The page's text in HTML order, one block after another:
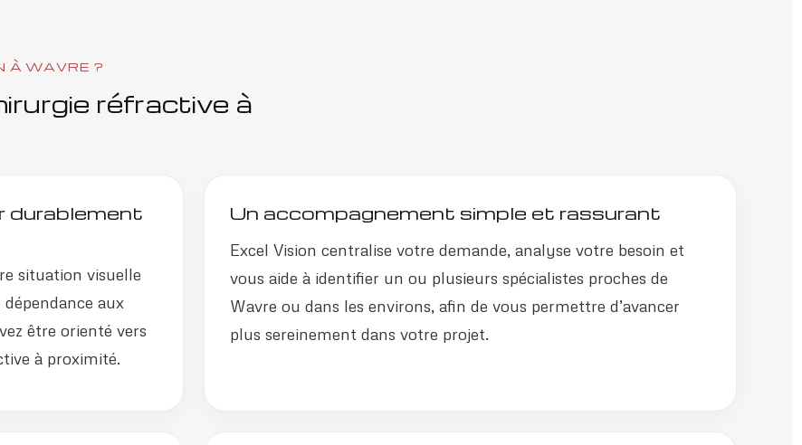
À WAVRE ?
réfractive à
durablement
situation visuelle
aux
être orienté vers
à proximité.
Un accompagnement simple et rassurant
Excel Vision centralise votre demande, analyse votre besoin et
vous aide à identifier un ou plusieurs spécialistes proches de
Wavre ou dans les environs, afin de vous permettre d’avancer
plus sereinement dans votre projet.